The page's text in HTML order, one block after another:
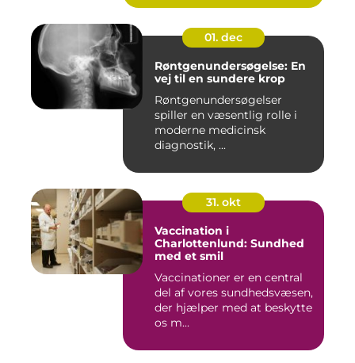
01. dec
Røntgenundersøgelse: En
vej til en sundere krop
Røntgenundersøgelser
spiller en væsentlig rolle i
moderne medicinsk
diagnostik, ...
31. okt
Vaccination i
Charlottenlund: Sundhed
med et smil
Vaccinationer er en central
del af vores sundhedsvæsen,
der hjælper med at beskytte
os m...